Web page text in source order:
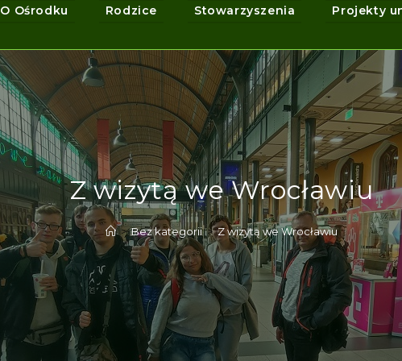
O Ośrodku Rodzice Stowarzyszenia Projekty
Z wizytą we Wrocławiu
> Bez kategorii > Z wizytą we Wrocławiu